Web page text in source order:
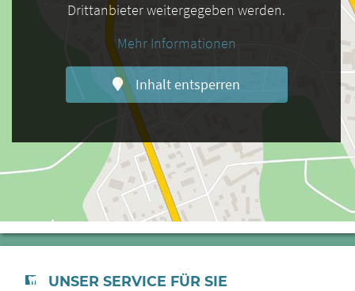
Drittanbieter weitergegeben werden.
Mehr Informationen
Inhalt entsperren
UNSER SERVICE FÜR SIE